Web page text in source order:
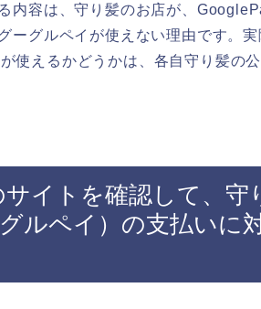
内容は、守り髪のお店が、
ーグルペイが使えない理由です。
使えるかどうかは、各自守り髪の
イトを確認して、守
ルペイ）の支払いに